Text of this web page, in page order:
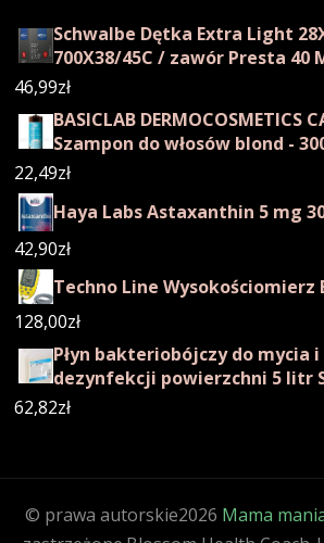
Schwalbe Dętka Extra Light
700X38/45C / zawór Presta 40
46,99zł
BASICLAB DERMOCOSMETICS
Szampon do włosów blond -
22,49zł
Haya Labs Astaxanthin 5 mg
42,90zł
Techno Line Wysokościomierz
128,00zł
Płyn bakteriobójczy do mycia
dezynfekcji powierzchni 5 litr
62,82zł
© prawa autorskie2026 Mama